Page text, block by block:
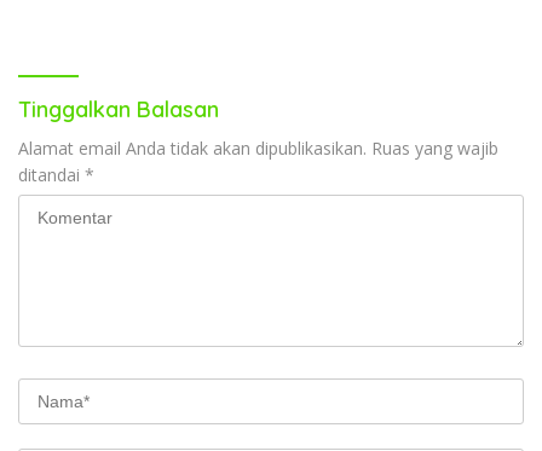
Tinggalkan Balasan
Alamat email Anda tidak akan dipublikasikan. Ruas yang wajib
ditandai *